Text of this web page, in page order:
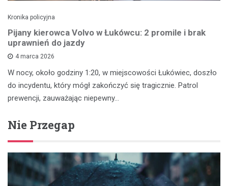
Kronika policyjna
Pijany kierowca Volvo w Łukówcu: 2 promile i brak
uprawnień do jazdy
4 marca 2026
W nocy, około godziny 1:20, w miejscowości Łukówiec, doszło
do incydentu, który mógł zakończyć się tragicznie. Patrol
prewencji, zauważając niepewny…
Nie Przegap